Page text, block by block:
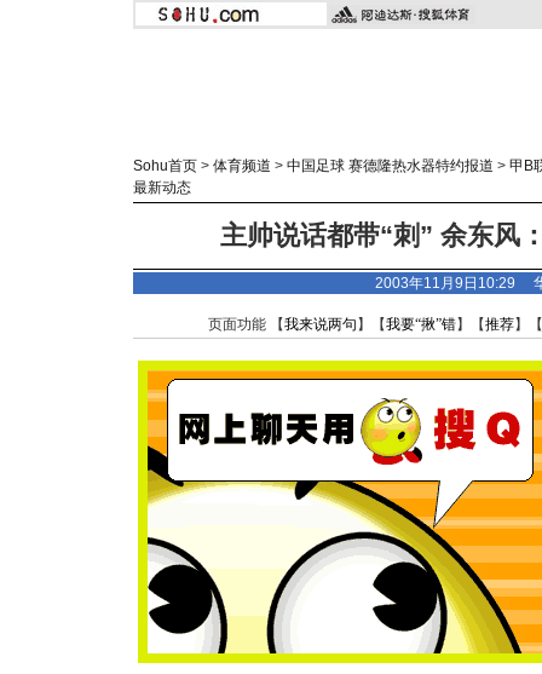
Sohu首页 > 体育频道 > 中国足球 赛德隆热水器特约报道 > 甲B
最新动态
主帅说话都带“刺” 余东风
2003年11月9日10:29
页面功能 【我来说两句 】【我要“揪”错】【推荐】